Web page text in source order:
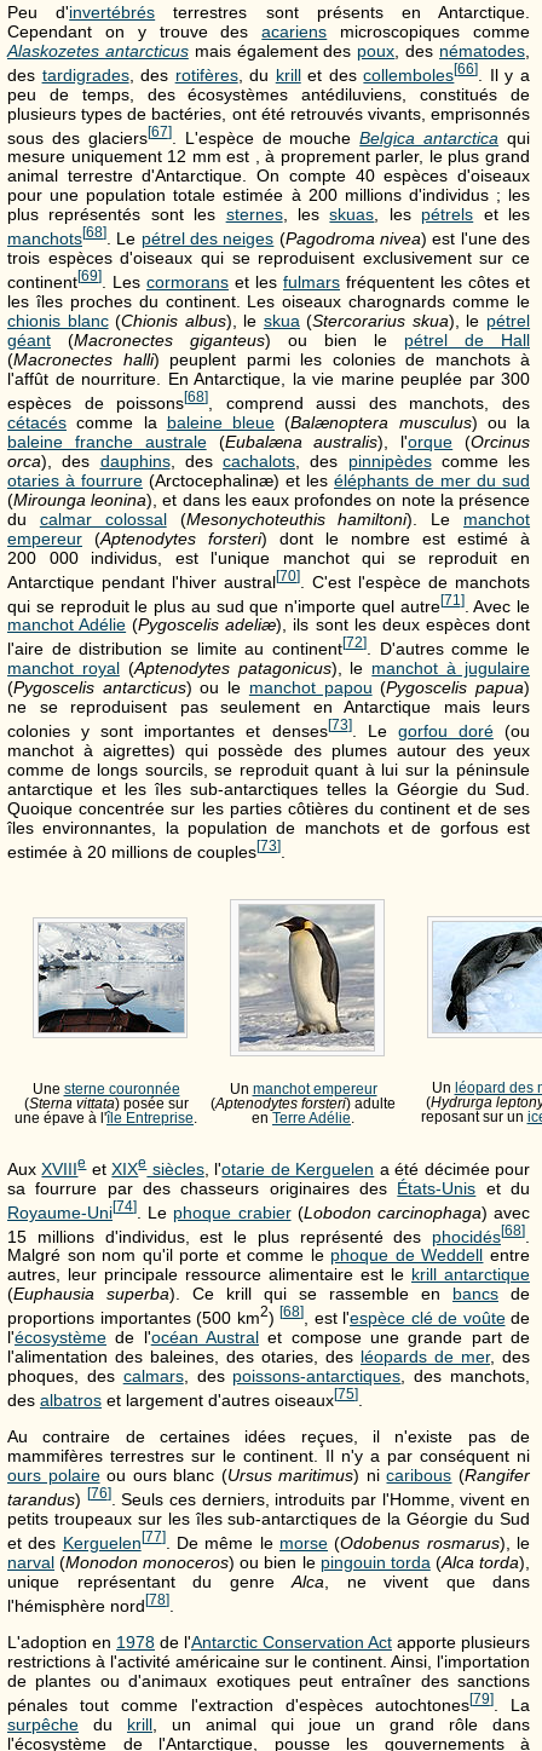
Peu d'invertébrés terrestres sont présents en Antarctique.
Cependant on y trouve desacariens microscopiques comme
Alaskozetes antarcticusmais également des poux , des nématodes
des tardigrades, des rotifères, du krillet descollemboles[66] . Il y a
peu de temps, des écosystèmes antédiluviens, constitués de
plusieurs types de bactéries, ont été retrouvés vivants, emprisonnés
sous des glaciers[67]. L'espèce de moucheBelgica antarctica qui
mesure uniquement 12 mm est , à proprement parler, le plus grand
animal terrestre d'Antarctique. On compte 40 espèces d'oiseaux
pour une population totale estimée à 200 millions d'individus ; les
plus représentés sont les sternes, lesskuas, les pétrels et les
manchots[68] . Le pétrel des neiges (Pagodroma nivea) est l'une des
trois espèces d'oiseaux qui se reproduisent exclusivement sur ce
continent[69] . Les cormorans et les fulmars fréquentent les côtes et
les îles proches du continent. Les oiseaux charognards comme le
chionis blanc(Chionis albus), le skua (Stercorarius skua), le pétrel
géant (Macronectes giganteus) ou bien le pétrel de Hall
(Macronectes halli) peuplent parmi les colonies de manchots à
l'affût de nourriture. En Antarctique, la vie marine peuplée par 300
espèces de poissons[68]
, comprend aussi des manchots, des
cétacés comme la baleine bleue (Balænoptera musculus) ou la
baleine franche australe(Eubalæna australis), l'orque (Orcinus
orca), des dauphins, des cachalots , des pinnipèdescomme les
otaries à fourrure (Arctocephalinæ) et les éléphants de mer du sud
(Mirounga leonina), et dans les eaux profondes on note la présence
du calmar colossal(Mesonychoteuthis hamiltoni). Le manchot
empereur (Aptenodytes forsteri) dont le nombre est estimé à
200 000individus, est l'unique manchot qui se reproduit en
Antarctique pendant l'hiver austral[70] . C'est l'espèce de manchots
qui se reproduit le plus au sud que n'importe quel autre[71 ]. Avec le
manchot Adélie (Pygoscelis adeliæ), ils sont les deux espèces dont
l'aire de distribution se limite au continent[72]
. D'autres comme le
manchot royal(Aptenodytes patagonicus), le manchot à jugulaire
(Pygoscelis antarcticus) ou le manchot papou (Pygoscelis papua)
ne se reproduisent pas seulement en Antarctique mais leurs
colonies y sont importantes et denses[73]. Le gorfou doré(ou
manchot à aigrettes) qui possède des plumes autour des yeux
comme de longs sourcils, se reproduit quant à lui sur la péninsule
antarctique et les îles sub-antarctiques telles la Géorgie du Sud.
Quoique concentrée sur les parties côtières du continent et de ses
îles environnantes, la population de manchots et de gorfous est
estimée à 20 millions de couples[73]
Une sterne couronnée
(Sterna vittata) posée sur
une épave à l'île Entreprise
Un manchot empereur
(Aptenodytes forsteri) adulte
en Terre Adélie
Un léopard des
(Hydrurga
reposant sur un
AuxXVIIIeetXIXesiècles, l'otarie de Kerguelen a été décimée pour
sa fourrure par des chasseurs originaires des États-Unis et du
Royaume-Uni[74] . Le phoque crabier(Lobodon carcinophaga) avec
15 millions d'individus, est le plus représenté des phocidés[68]
Malgré son nom qu'il porte et comme le phoque de Weddell entre
autres, leur principale ressource alimentaire est le krill antarctique
(Euphausia superba). Ce krill qui se rassemble en bancs de
proportions importantes (500 km2) [68], est l'espèce clé de voûtede
l'écosystème de l'océan Austral et compose une grande part de
l'alimentation des baleines, des otaries, des léopards de mer, des
phoques, des calmars, des poissons-antarctiques, des manchots,
des albatros et largement d'autres oiseaux[75]
Au contraire de certaines idées reçues, il n'existe pas de
mammifères terrestres sur le continent. Il n'y a par conséquent ni
ours polaireou ours blanc (Ursus maritimus) nicaribous (Rangifer
tarandus) [76]. Seuls ces derniers, introduits par l'Homme, vivent en
petits troupeaux sur les îles sub-antarctiques de la Géorgie du Sud
et des Kerguelen[77]. De même le morse (Odobenus rosmarus), le
narval (Monodon monoceros) ou bien le pingouin torda (Alca torda),
unique représentant du genre Alca , ne vivent que dans
l'hémisphère nord[78]
L'adoption en 1978 de l'Antarctic Conservation Act apporte plusieurs
restrictions à l'activité américaine sur le continent. Ainsi, l'importation
de plantes ou d'animaux exotiques peut entraîner des sanctions
pénales tout comme l'extraction d'espèces autochtones[79]. La
surpêche du krill , un animal qui joue un grand rôle dans
l'écosystème de l'Antarctique, pousse les gouvernements à